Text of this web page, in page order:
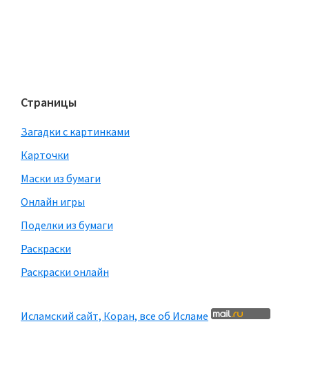
Страницы
Загадки с картинками
Карточки
Маски из бумаги
Онлайн игры
Поделки из бумаги
Раскраски
Раскраски онлайн
Исламский сайт, Коран, все об Исламе